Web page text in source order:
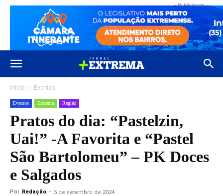
- Publicidade -
Início Eventos
Eventos Extrema Região
Pratos do dia: “Pastelzin,
Uai!” -A Favorita e “Pastel
São Bartolomeu” – PK Doces
e Salgados
Por Redação - 5 de setembro de 2024